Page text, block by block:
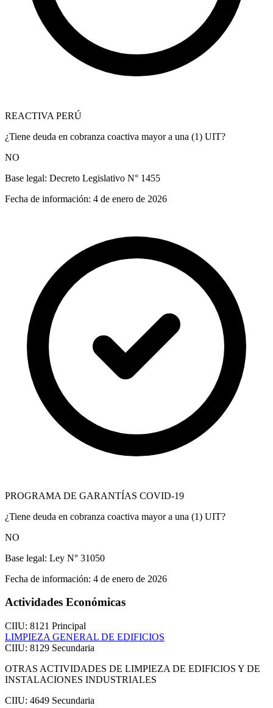
REACTIVA PERÚ
¿Tiene deuda en cobranza coactiva mayor a una (1) UIT?
NO
Base legal: Decreto Legislativo N° 1455
Fecha de información: 4 de enero de 2026
PROGRAMA DE GARANTÍAS COVID-19
¿Tiene deuda en cobranza coactiva mayor a una (1) UIT?
NO
Base legal: Ley N° 31050
Fecha de información: 4 de enero de 2026
Actividades Económicas
CIIU: 8121 Principal
LIMPIEZA GENERAL DE EDIFICIOS
CIIU: 8129 Secundaria
OTRAS ACTIVIDADES DE LIMPIEZA DE EDIFICIOS Y DE
INSTALACIONES INDUSTRIALES
CIIU: 4649 Secundaria